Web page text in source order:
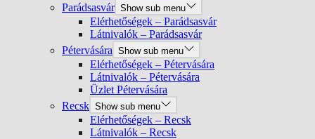
Parádsasvár Show sub menu
Elérhetőségek – Parádsasvár
Látnivalók – Parádsasvár
Pétervására Show sub menu
Elérhetőségek – Pétervására
Látnivalók – Pétervására
Üzlet Pétervására
Recsk Show sub menu
Elérhetőségek – Recsk
Látnivalók – Recsk